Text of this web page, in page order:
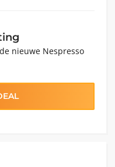
nieuwe Nespresso